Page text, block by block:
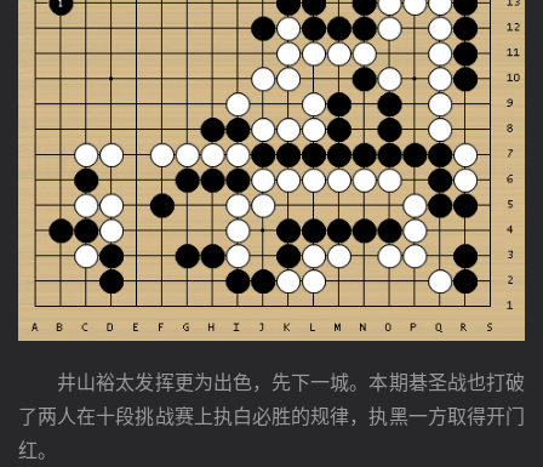
井山裕太发挥更为出色，先下一城。本期碁圣战也打破
了两人在十段挑战赛上执白必胜的规律，执黑一方取得开门
红。